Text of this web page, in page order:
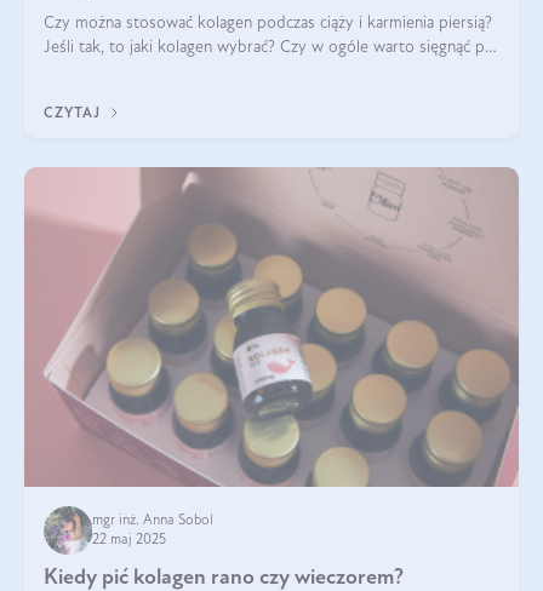
Czy można stosować kolagen podczas ciąży i karmienia piersią?
Jeśli tak, to jaki kolagen wybrać? Czy w ogóle warto sięgnąć po
CZYTAJ
mgr inż. Anna Sobol
22 maj 2025
Kiedy pić kolagen rano czy wieczorem?